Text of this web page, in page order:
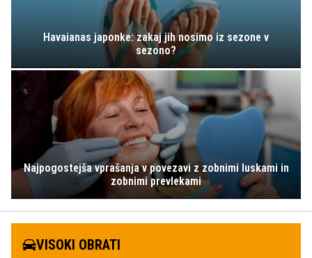
Havaianas japonke: zakaj jih nosimo iz sezone v
sezono?
Najpogostejša vprašanja v povezavi z zobnimi luskami in
zobnimi prevlekami
VISOKI OBRATI